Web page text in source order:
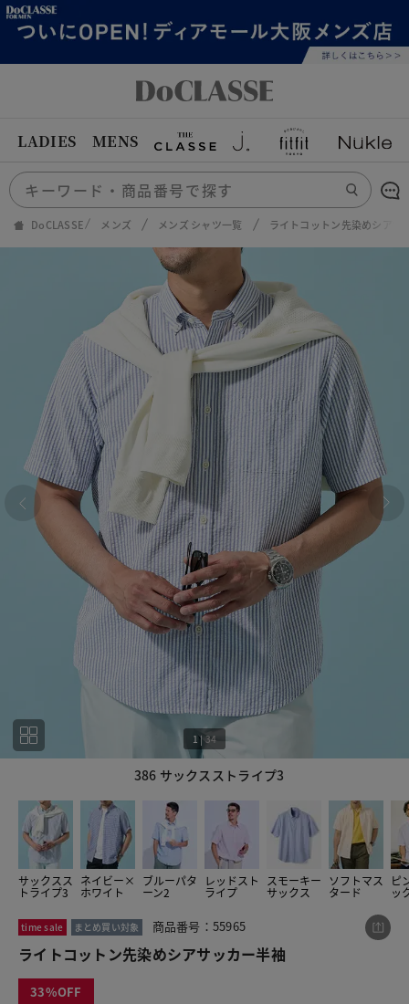
LADIES MENS
DoCLASSE メンズ メンズ シャツ一覧 ライトコットン先染めシアサ
386 サックスストライプ3
1| 34
サックスス
トライプ3
ネイビー×
ホワイト
ブルーパタ
ーン2
レッドスト
ライプ
スモーキー
サックス
ソフトマス
タード
ピ
ッ
time sale まとめ買い対象 商品番号：55965
ライトコットン先染めシアサッカー半袖
33
この商品をシェアする
ライトコットン先染めシアサッカー半袖
¥4,990 税込¥5,489